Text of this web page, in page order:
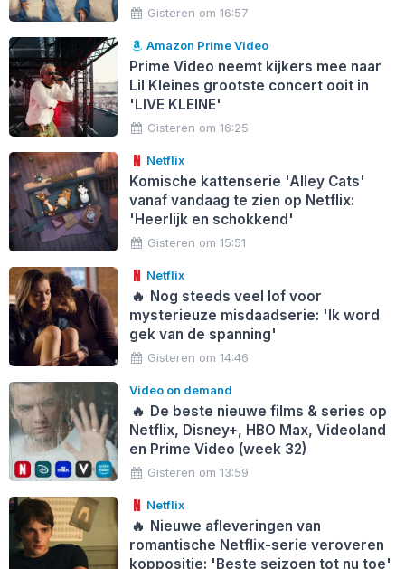
Gisteren om 16:57
Amazon Prime Video
Prime Video neemt kijkers mee naar
Lil Kleines grootste concert ooit in
'LIVE KLEINE'
Gisteren om 16:25
Netflix
Komische kattenserie 'Alley Cats'
vanaf vandaag te zien op Netflix:
'Heerlijk en schokkend'
Gisteren om 15:51
Netflix
🔥 Nog steeds veel lof voor
mysterieuze misdaadserie: 'Ik word
gek van de spanning'
Gisteren om 14:46
Video on demand
🔥 De beste nieuwe films & series op
Netflix, Disney+, HBO Max, Videoland
en Prime Video (week 32)
Gisteren om 13:59
Netflix
🔥 Nieuwe afleveringen van
romantische Netflix-serie veroveren
koppositie: 'Beste seizoen tot nu toe'